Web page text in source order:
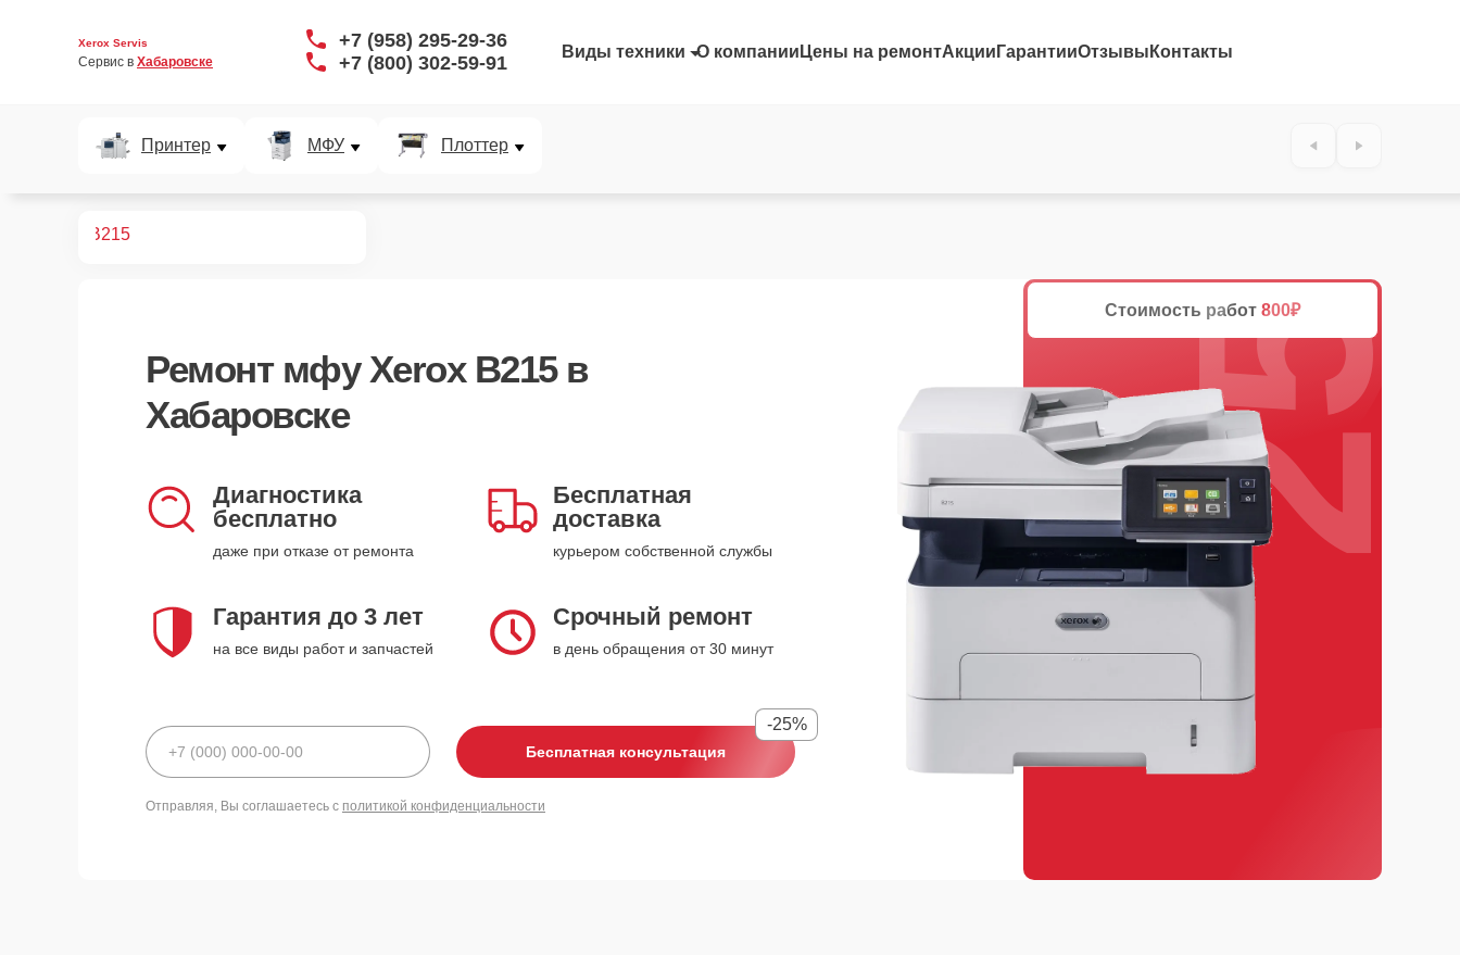
Xerox Servis
Сервис в Хабаровске
+7 (958) 295-29-36
+7 (800) 302-59-91
Виды техники О компании Цены на ремонтАкции ГарантииОтзывы Контакты
Принтер МФУ Плоттер
B215
Ремонт мфу Xerox B215в
Хабаровске
Диагностика
бесплатно
даже при отказе от ремонта
Бесплатная
доставка
курьером собственной службы
Гарантия до 3 лет
на все виды работ и запчастей
Срочный ремонт
в день обращения от 30 минут
Бесплатная консультация
-25%
Отправляя, Вы соглашаетесь с политикой конфиденциальности
Стоимость работ 800₽
25%